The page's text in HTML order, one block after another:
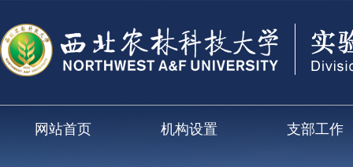
网站首页 机构设置 支部工作